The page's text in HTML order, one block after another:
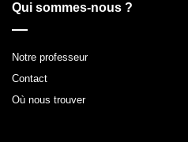
Qui sommes-nous ?
Notre professeur
Contact
Où nous trouver